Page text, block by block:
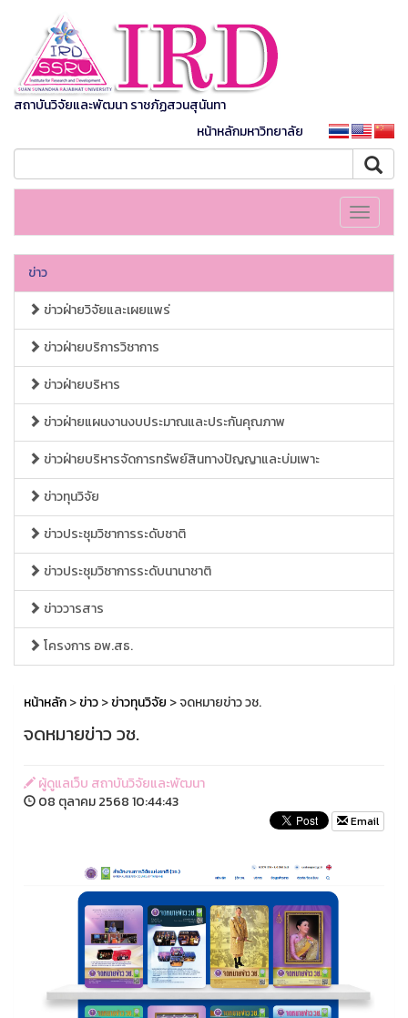
สถาบันวิจัยและพัฒนา ราชภัฏสวนสุนันทา
หน้าหลักมหาวิทยาลัย
Toggle
ข่าว
ข่าวฝ่ายวิจัยและเผยแพร่
ข่าวฝ่ายบริการวิชาการ
ข่าวฝ่ายบริหาร
ข่าวฝ่ายแผนงานงบประมาณและประกันคุณภาพ
ข่าวฝ่ายบริหารจัดการทรัพย์สินทางปัญญาและบ่มเพาะ
ข่าวทุนวิจัย
ข่าวประชุมวิชาการระดับชาติ
ข่าวประชุมวิชาการระดับนานาชาติ
ข่าววารสาร
โครงการ อพ.สธ.
หน้าหลัก>ข่าว>ข่าวทุนวิจัย > จดหมายข่าว วช.
จดหมายข่าว วช.
ผู้ดูแลเว็บ สถาบันวิจัยและพัฒนา
08 ตุลาคม 2568 10:44:43
Email